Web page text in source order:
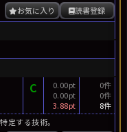
読書登録
お気に入り
C
0.00pt
0.00pt
3.88pt
0件
0件
8件
定する技術。